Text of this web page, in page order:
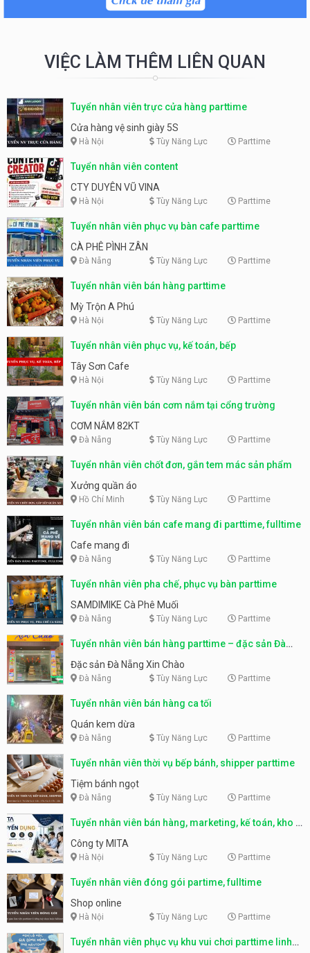
VIỆC LÀM THÊM LIÊN QUAN
Tuyển nhân viên trực cửa hàng parttime
Cửa hàng vệ sinh giày 5S
Hà Nội Tùy Năng Lực Parttime
Tuyển nhân viên content
CTY DUYÊN VŨ VINA
Hà Nội Tùy Năng Lực Parttime
Tuyển nhân viên phục vụ bàn cafe parttime
CÀ PHÊ PÌNH ZÂN
Đà Nẵng Tùy Năng Lực Parttime
Tuyển nhân viên bán hàng parttime
Mỳ Trộn A Phú
Hà Nội Tùy Năng Lực Parttime
Tuyển nhân viên phục vụ, kế toán, bếp
Tây Sơn Cafe
Hà Nội Tùy Năng Lực Parttime
Tuyển nhân viên bán cơm nắm tại cổng trường
CƠM NẮM 82KT
Đà Nẵng Tùy Năng Lực Parttime
Tuyển nhân viên chốt đơn, gắn tem mác sản phẩm
Xưởng quần áo
Hồ Chí Minh Tùy Năng Lực Parttime
Tuyển nhân viên bán cafe mang đi parttime, fulltime
Cafe mang đi
Đà Nẵng Tùy Năng Lực Parttime
Tuyển nhân viên pha chế, phục vụ bàn parttime
SAMDIMIKE Cà Phê Muối
Đà Nẵng Tùy Năng Lực Parttime
Tuyển nhân viên bán hàng parttime – đặc sản Đà
Nẵng
Đặc sản Đà Nẵng Xin Chào
Đà Nẵng Tùy Năng Lực Parttime
Tuyển nhân viên bán hàng ca tối
Quán kem dừa
Đà Nẵng Tùy Năng Lực Parttime
Tuyển nhân viên thời vụ bếp bánh, shipper parttime
Tiệm bánh ngọt
Đà Nẵng Tùy Năng Lực Parttime
Tuyển nhân viên bán hàng, marketing, kế toán, kho –
parttime, fulltime
Công ty MITA
Hà Nội Tùy Năng Lực Parttime
Tuyển nhân viên đóng gói partime, fulltime
Shop online
Hà Nội Tùy Năng Lực Parttime
Tuyển nhân viên phục vụ khu vui chơi parttime linh